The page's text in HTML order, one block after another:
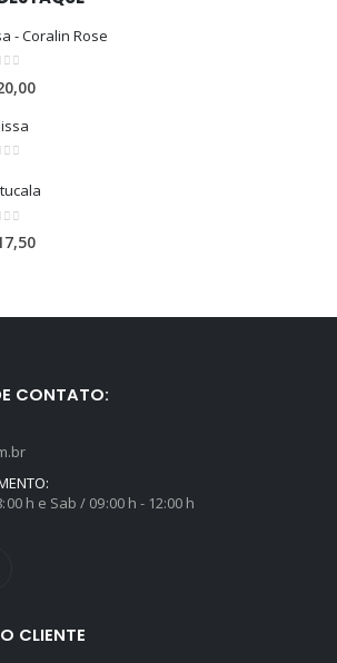
- Coralin Rose
of 5
of 5
17,50
CONTATO:
h e Sab / 09:00 h - 12:00 h
CLIENTE